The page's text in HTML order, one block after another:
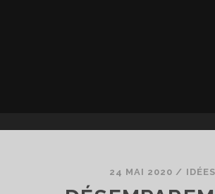
24 MAI 2020 / IDÉES